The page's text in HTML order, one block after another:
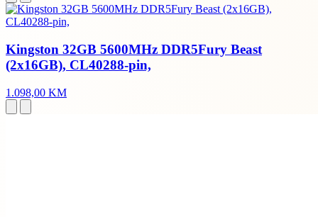
Kingston 32GB 5600MHz DDR5Fury Beast
(2x16GB), CL40288-pin,
1.098,00 KM